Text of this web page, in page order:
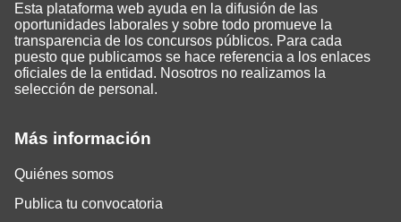
Más información
Quiénes somos
Publica tu convocatoria
Esta plataforma web ayuda en la difusión de las
oportunidades laborales y sobre todo promueve la
transparencia de los concursos públicos. Para cada
puesto que publicamos se hace referencia a los enlaces
oficiales de la entidad. Nosotros no realizamos la
selección de personal.